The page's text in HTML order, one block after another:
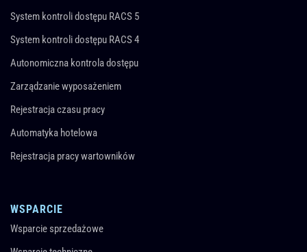
System kontroli dostępu RACS 5
System kontroli dostępu RACS 4
Autonomiczna kontrola dostępu
Zarządzanie wyposażeniem
Rejestracja czasu pracy
Automatyka hotelowa
Rejestracja pracy wartowników
WSPARCIE
Wsparcie sprzedażowe